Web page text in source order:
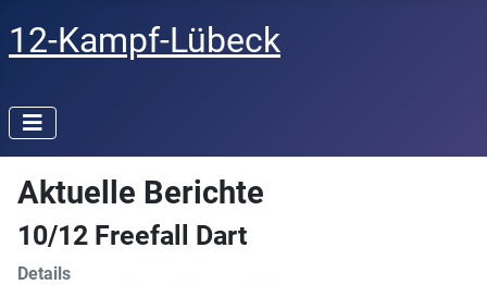
12-Kampf-Lübeck
Aktuelle Berichte
10/12 Freefall Dart
Details